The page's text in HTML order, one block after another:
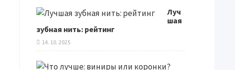
Луч
шая
зубная нить: рейтинг
14. 10. 2025